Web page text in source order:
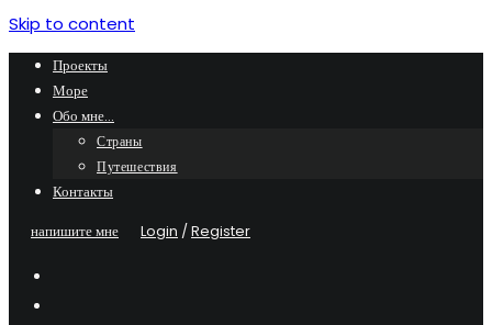
Skip to content
Проекты
Море
Обо мне…
Страны
Путешествия
Контакты
напишите мне
Login /Register